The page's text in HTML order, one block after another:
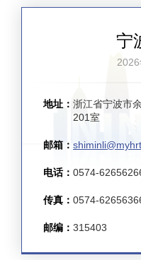
宁
地址： 浙江省宁波市
201室
邮箱：
电话： 0574-
传真： 0574-
邮编： 315403